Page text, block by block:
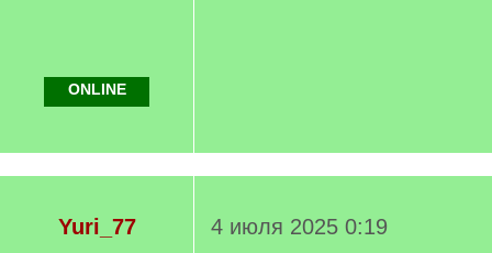
ONLINE
Yuri_77 4 июля 2025 0:19